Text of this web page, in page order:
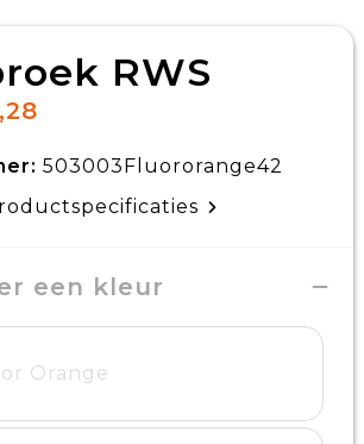
RWS
503003Fluororange42
een kleur
Orange